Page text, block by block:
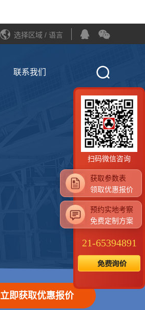
选择区域 / 语言
联系我们
立即获取优惠报价
扫码微信咨询
获取参数表
领取优惠报价
预约实地考察
免费定制方案
21-65394891